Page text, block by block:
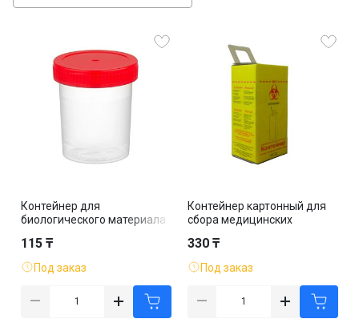
Контейнер для
биологического материала
115 ₸
Под заказ
Контейнер картонный для
сбора медицинских
желтый
330 ₸
Под заказ